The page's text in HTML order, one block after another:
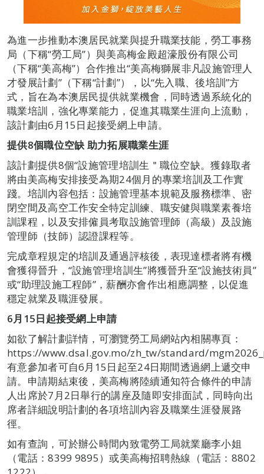
為進一步推動本澳居民就業與提升職業技能，勞工事務
局（下稱“勞工局”）與美高梅金殿超濠股份有限公司
（下稱“美高梅”）合作推出“美高梅獅展非凡設施管理人
才發展計劃”（下稱“計劃”），以“先入職、後培訓”方
式，旨在為本澳居民提供就業機會，同時透過系統化的
職業培訓，強化專業能力，促進其職業生涯向上流動，
該計劃由6月15日起接受網上申請。
提供8個職位空缺 助力拓展職業生涯
該計劃提供8個“設施管理培訓生＂職位空缺。獲錄取者
將由美高梅安排接受為期24個月的專業培訓及工作實
踐。培訓內容包括：設施管理基本規範及服務標準、密
閉空間及高空工作安全特定訓練、職安健與職業素養培
訓課程，以及安排僱員考取設施管理師（高級）及設施
管理師（技師）認證課程等。
完成章程規定的培訓及通過評核後，表現達標者將有機
會獲得晉升，“設施管理培訓生”將獲晉升至“設施技術員”
或“助理設施工程師”，薪酬亦會作出相應調整，以促進
穩定就業及職涯發展。
6月15日起接受網上申請
如欲了解計劃詳情，可瀏覽勞工局網站內相關專頁：
https://www.dsal.gov.mo/zh_tw/standard/
有意參加者可自6月15日起至24日期間透過網上遞交申
請。申請期結束後，美高梅將陸續通知符合條件的申請
人出席於7月2日舉行的講座及隨即安排面試，同時向出
席者詳細說明計劃的各項培訓內容及職業生涯發展路
徑。
如有查詢，可於辦公時間內致電勞工局就業廳李小姐
（電話：8399 9895）或美高梅招聘熱線（電話：8802